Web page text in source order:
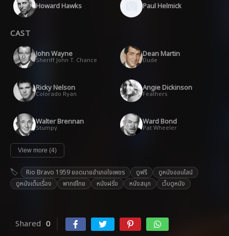
Howard Hawks Paul Helmick
CAST
John Wayne
Sheriff John T. Chance
Dean Martin
Dude
Ricky Nelson
Colorado Ryan
Angie Dickinson
Feathers
Walter Brennan
Stumpy
Ward Bond
Pat Wheeler
View more (4)
Rio Bravo 1959 ยอดนายอำเภอใจเพชร ดูฟรี
ดูหนังออนไลน์
ดูหนังเต็มเรื่อง
พากย์ไทย หนังฝรั่ง หนังสนุก เว็บดูหนัง
Shared 0